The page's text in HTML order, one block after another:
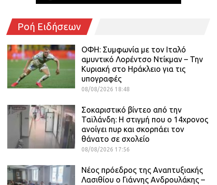
Ροή Ειδήσεων
ΟΦΗ: Συμφωνία με τον Ιταλό
αμυντικό Λορέντσο Ντίκμαν – Την
Κυριακή στο Ηράκλειο για τις
υπογραφές
08/08/2026 18:48
Σοκαριστικό βίντεο από την
Ταϊλάνδη: Η στιγμή που ο 14χρονος
ανοίγει πυρ και σκορπάει τον
θάνατο σε σχολείο
08/08/2026 17:56
Νέος πρόεδρος της Αναπτυξιακής
Λασιθίου ο Γιάννης Ανδρουλάκης –